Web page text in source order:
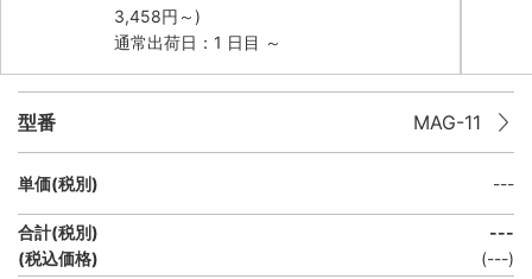
3,458円 ～)
通常出荷日：1 日目 ～
型番 MAG-11
単価(税別) ---
合計(税別)
(税込価格)
---
(---)